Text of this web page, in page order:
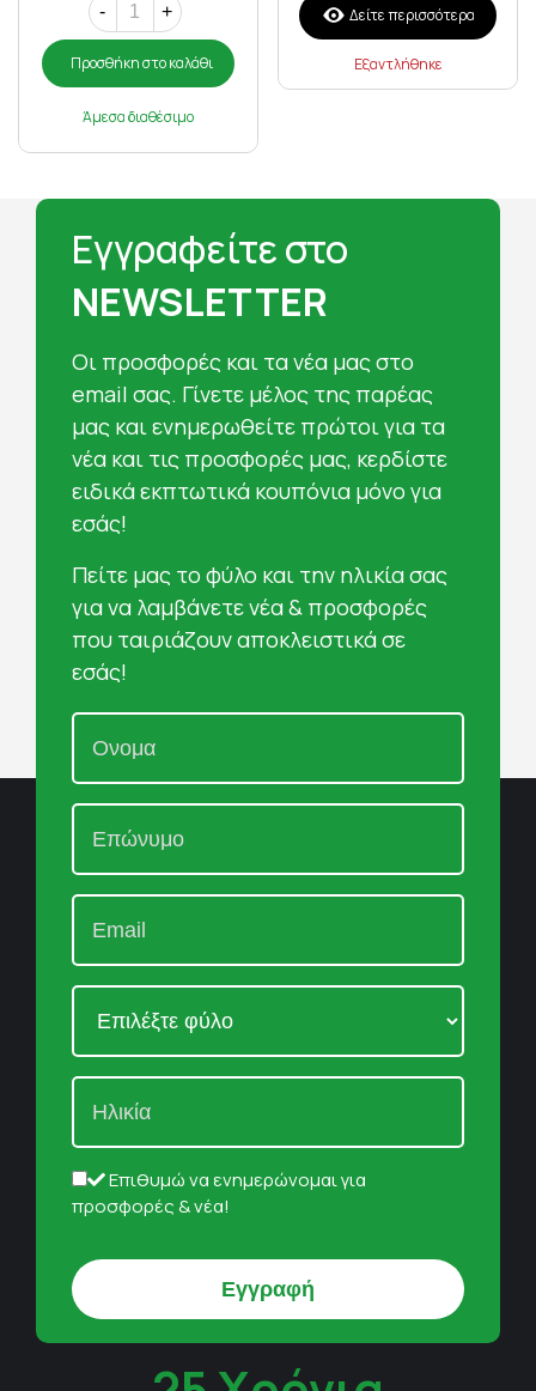
- +
Προσθήκη στο καλάθι
Άμεσα διαθέσιμο
Δείτε περισσότερα
Εξαντλήθηκε
Εγγραφείτε στο
NEWSLETTER
Oι προσφορές και τα νέα μας στο
email σας. Γίνετε μέλος της παρέας
μας και ενημερωθείτε πρώτοι για τα
νέα και τις προσφορές μας, κερδίστε
ειδικά εκπτωτικά κουπόνια μόνο για
εσάς!
Πείτε μας το φύλο και την ηλικία σας
για να λαμβάνετε νέα & προσφορές
που ταιριάζουν αποκλειστικά σε
εσάς!
Επιθυμώ να ενημερώνομαι για
προσφορές & νέα!